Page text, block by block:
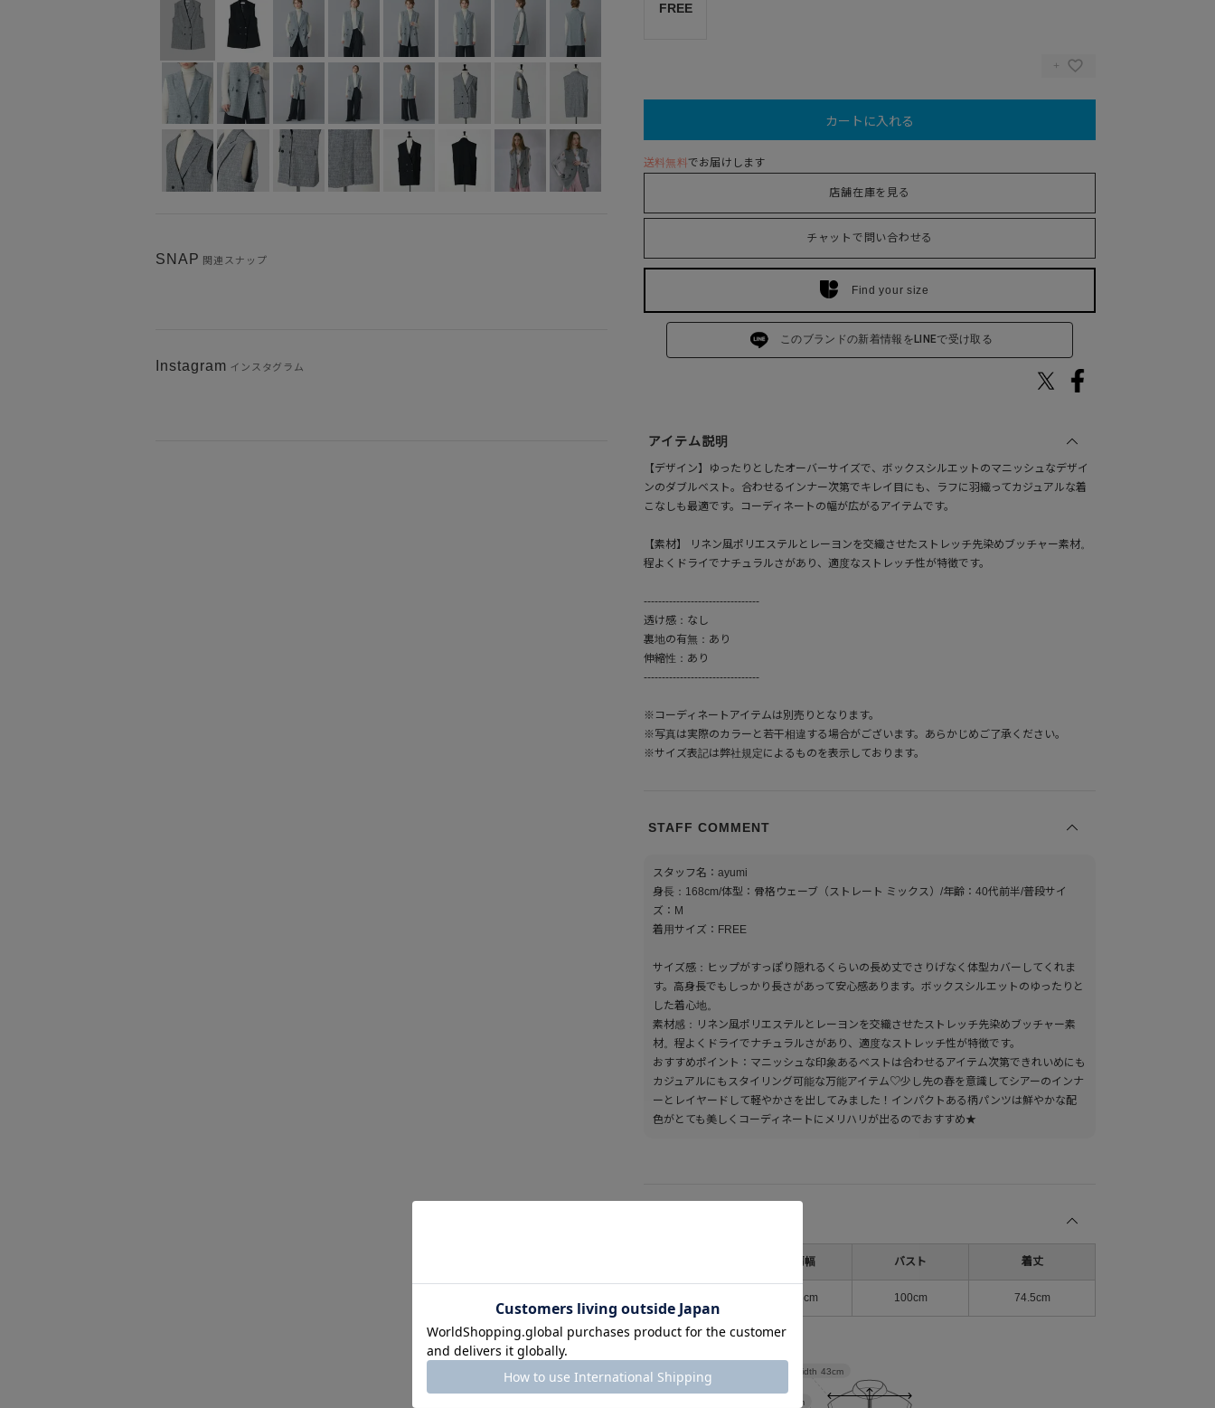
SNAP 関連スナップ
Instagram インスタグラム
FREE
カートに入れる
送料無料 でお届けします
店舗在庫を見る
チャットで問い合わせる
Find your size
このブランドの新着情報をLINEで受け取る
アイテム説明
【デザイン】ゆったりとしたオーバーサイズで、ボックスシルエットのマニッシュなデザイ
ンのダブルベスト。合わせるインナー次第でキレイ目にも、ラフに羽織ってカジュアルな着
こなしも最適です。コーディネートの幅が広がるアイテムです。
【素材】 リネン風ポリエステルとレーヨンを交織させたストレッチ先染めブッチャー素材。
程よくドライでナチュラルさがあり、適度なストレッチ性が特徴です。
--------------------------------
透け感：なし
裏地の有無：あり
伸縮性：あり
--------------------------------
※コーディネートアイテムは別売りとなります。
※写真は実際のカラーと若干相違する場合がございます。あらかじめご了承ください。
※サイズ表記は弊社規定によるものを表示しております。
STAFF COMMENT
スタッフ名：ayumi
身長：168cm/体型：骨格ウェーブ（ストレート ミックス）/年齢：40代前半/普段サイ
ズ：M
着用サイズ：FREE
サイズ感：ヒップがすっぽり隠れるくらいの長め丈でさりげなく体型カバーしてくれま
す。高身長でもしっかり長さがあって安心感あります。ボックスシルエットのゆったりと
した着心地。
素材感：リネン風ポリエステルとレーヨンを交織させたストレッチ先染めブッチャー素
材。程よくドライでナチュラルさがあり、適度なストレッチ性が特徴です。
おすすめポイント：マニッシュな印象あるベストは合わせるアイテム次第できれいめにも
カジュアルにもスタイリング可能な万能アイテム♡少し先の春を意識してシアーのインナ
ーとレイヤードして軽やかさを出してみました！インパクトある柄パンツは鮮やかな配
色がとても美しくコーディネートにメリハリが出るのでおすすめ★
肩幅 バスト 着丈
43cm 100cm 74.5cm
50cm
Shoulder width 43cm